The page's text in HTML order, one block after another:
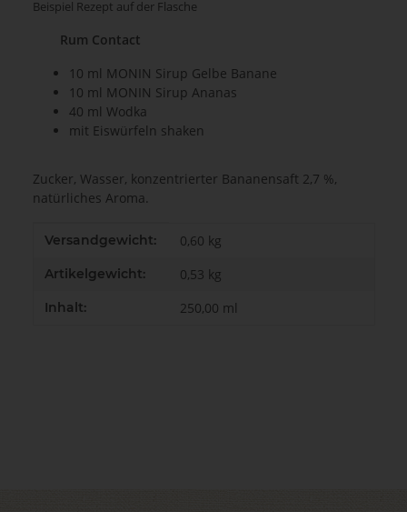
Beispiel Rezept auf der Flasche
Rum Contact
10 ml MONIN Sirup Gelbe Banane
10 ml MONIN Sirup Ananas
40 ml Wodka
mit Eiswürfeln shaken
Zucker, Wasser, konzentrierter Bananensaft 2,7 %,
natürliches Aroma.
Produkteigenschaft
Wert
Versandgewicht: 0,60 kg
Artikelgewicht: 0,53 kg
Inhalt: 250,00 ml